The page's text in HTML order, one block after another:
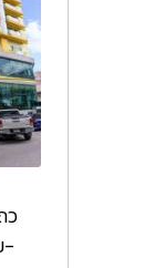
ว
-